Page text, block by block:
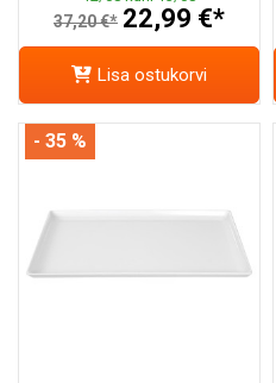
37,20 €* 22,99 €*
Lisa ostukorvi
- 35 %